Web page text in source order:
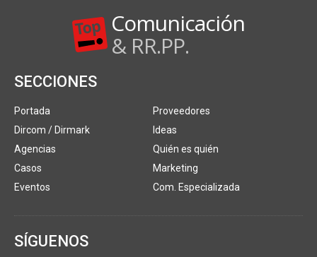
Comunicación
& RR.PP.
SECCIONES
Portada
Dircom / Dirmark
Agencias
Casos
Eventos
Proveedores
Ideas
Quién es quién
Marketing
Com. Especializada
SÍGUENOS